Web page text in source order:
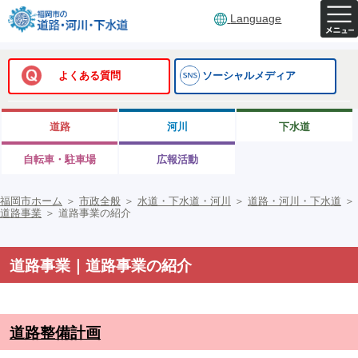
Language
よくある質問 ソーシャルメディア
道路 河川 下水道
自転車・駐車場 広報活動
福岡市ホーム ＞ 市政全般 ＞ 水道・下水道・河川 ＞ 道路・河川・下水道 ＞
道路事業 ＞ 道路事業の紹介
道路事業｜道路事業の紹介
道路整備計画